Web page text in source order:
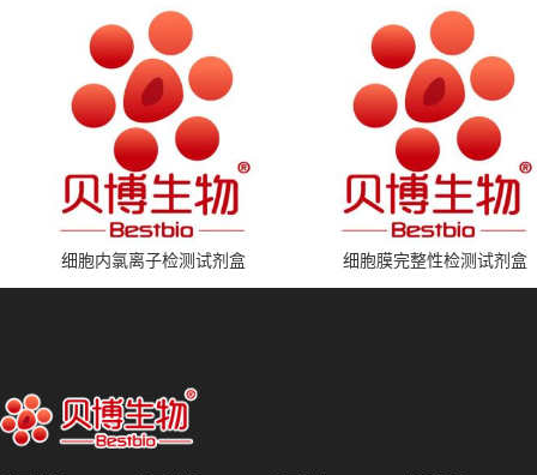
细胞内氯离子检测试剂盒 细胞膜完整性检测试剂盒